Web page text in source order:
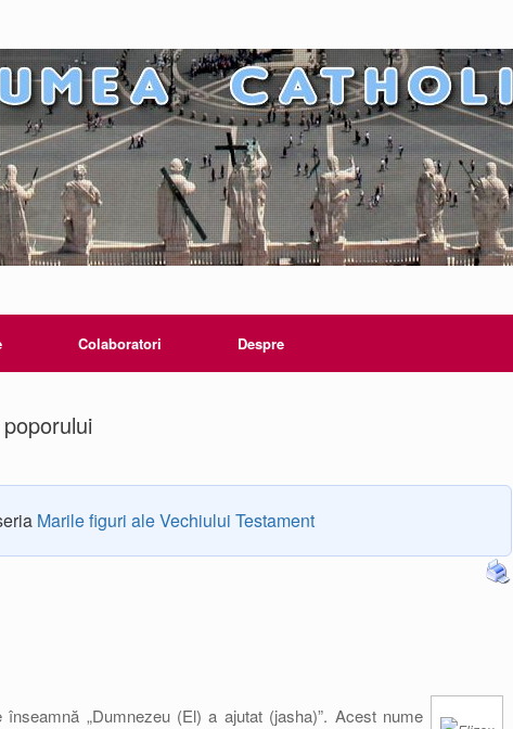
Colaboratori Despre
Marile figuri ale Vechiului Testament
înseamnă „Dumnezeu (El) a ajutat (jasha)”. Acest nume